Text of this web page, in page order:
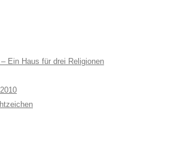
Ein Haus für drei Religionen